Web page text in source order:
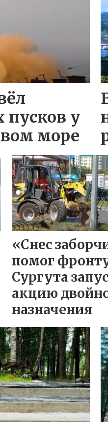
пусков у
море
«Снес
помог
Сургута
акцию
назначения